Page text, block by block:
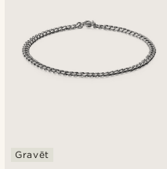
Gravēt